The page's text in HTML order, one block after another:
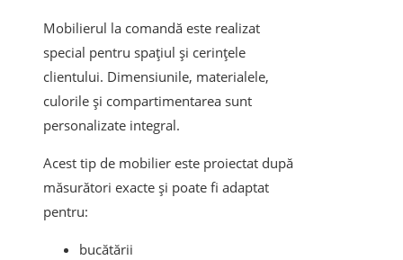
Mobilierul la comandă este realizat
special pentru spațiul și cerințele
clientului. Dimensiunile, materialele,
culorile și compartimentarea sunt
personalizate integral.
Acest tip de mobilier este proiectat după
măsurători exacte și poate fi adaptat
pentru:
bucătării